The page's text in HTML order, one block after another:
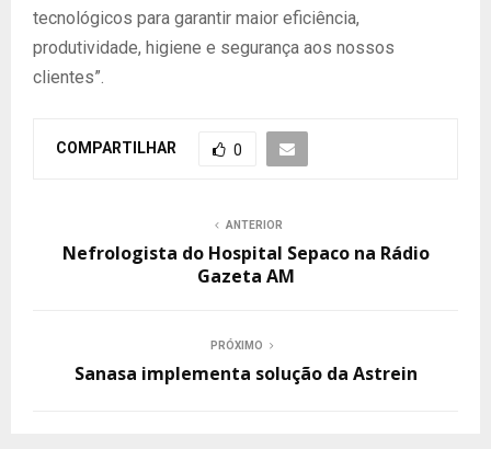
tecnológicos para garantir maior eficiência,
produtividade, higiene e segurança aos nossos
clientes”.
COMPARTILHAR 0
ANTERIOR
Nefrologista do Hospital Sepaco na Rádio
Gazeta AM
PRÓXIMO
Sanasa implementa solução da Astrein